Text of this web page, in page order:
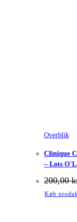
Overblik
Clinique
– Lots
200,00
Køb